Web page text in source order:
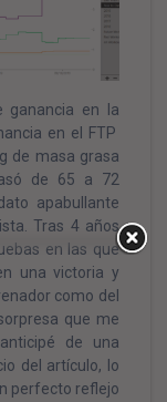
ganancia en la
en el FTP
de masa grasa
de 65 a 72
apabullante
Tras 4 años
en las que
una victoria y
como del
que me
de una
del artículo, lo
perfecto reflejo